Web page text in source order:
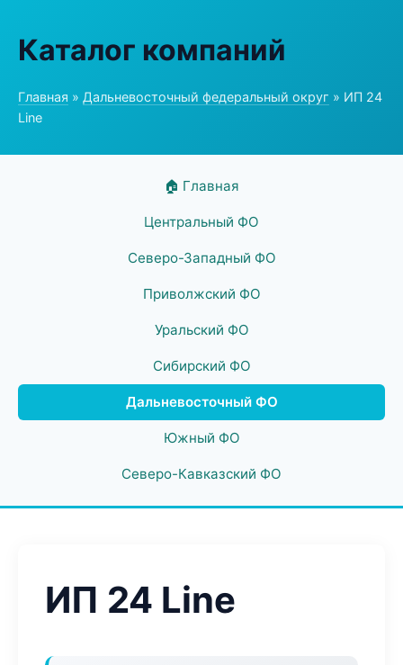
Каталог компаний
Главная » Дальневосточный федеральный округ » ИП 24
Line
🏠 Главная
Центральный ФО
Северо-Западный ФО
Приволжский ФО
Уральский ФО
Сибирский ФО
Дальневосточный ФО
Южный ФО
Северо-Кавказский ФО
ИП 24 Line